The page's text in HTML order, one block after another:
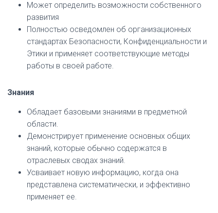
Может определить возможности собственного
развития
Полностью осведомлен об организационных
стандартах Безопасности, Конфиденциальности и
Этики и применяет соответствующие методы
работы в своей работе.
Знания
Обладает базовыми знаниями в предметной
области.
Демонстрирует применение основных общих
знаний, которые обычно содержатся в
отраслевых сводах знаний.
Усваивает новую информацию, когда она
представлена систематически, и эффективно
применяет ее.